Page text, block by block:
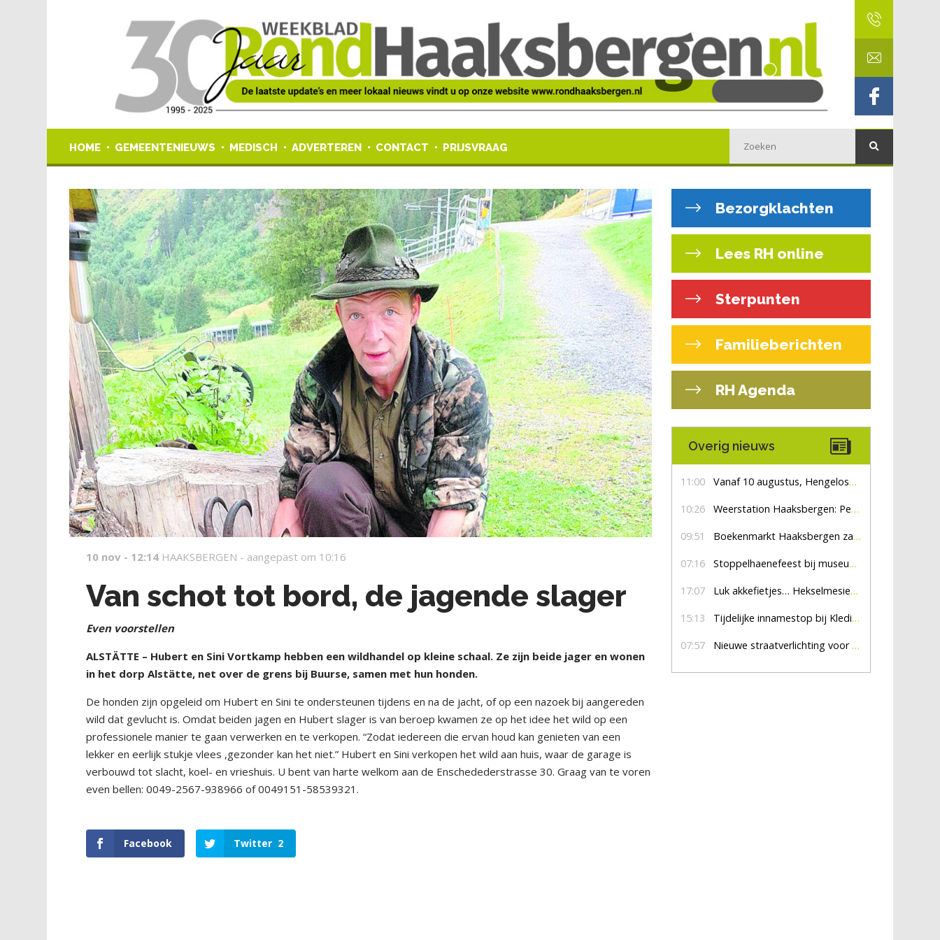
HOME GEMEENTENIEUWS MEDISCH ADVERTEREN CONTACT PRIJSVRAAG
10 nov - 12:14 HAAKSBERGEN - aangepast om 10:16
Van schot tot bord, de jagende slager
Even voorstellen
ALSTÄTTE – Hubert en Sini Vortkamp hebben een wildhandel op kleine schaal. Ze zijn beide jager en wonen
in het dorp Alstätte, net over de grens bij Buurse, samen met hun honden.
De honden zijn opgeleid om Hubert en Sini te ondersteunen tijdens en na de jacht, of op een nazoek bij aangereden
wild dat gevlucht is. Omdat beiden jagen en Hubert slager is van beroep kwamen ze op het idee het wild op een
professionele manier te gaan verwerken en te verkopen. “Zodat iedereen die ervan houd kan genieten van een
lekker en eerlijk stukje vlees ,gezonder kan het niet.” Hubert en Sini verkopen het wild aan huis, waar de garage is
verbouwd tot slacht, koel- en vrieshuis. U bent van harte welkom aan de Enschedederstrasse 30. Graag van te voren
even bellen: 0049-2567-938966 of 0049151-58539321.
Facebook Twitter 2
Bezorgklachten
Lees RH online
Sterpunten
Familieberichten
RH Agenda
Overig nieuws
11:00 Vanaf 10 augustus, Hengelosestraat drie weken dicht voor doorgaand verkeer
10:26 Weerstation Haaksbergen: Perioden met zon en droog
09:51 Boekenmarkt Haaksbergen zaterdag 8 augustus, marktplein Haaksbergen
07:16 Stoppelhaenefeest bij museum De Lebbenbrugge
17:07 Luk akkefietjes… HekselmesienHarry
15:13 Tijdelijke innamestop bij Kledingbank Stefania
07:57 Nieuwe straatverlichting voor De Veldmaat en De Pas